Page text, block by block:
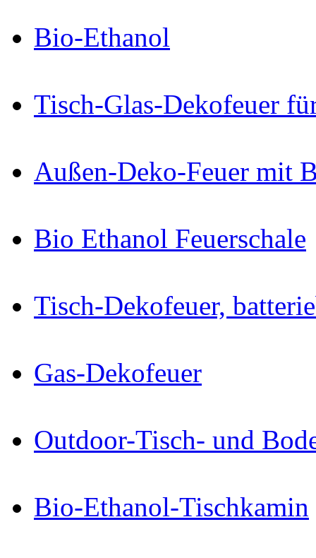
Bio-Ethanol
Tisch-Glas-Dekofeuer
Außen-Deko-Feuer mit
Bio Ethanol Feuerschale
Tisch-Dekofeuer,
Gas-Dekofeuer
Outdoor-Tisch- und
Bio-Ethanol-Tischkamin